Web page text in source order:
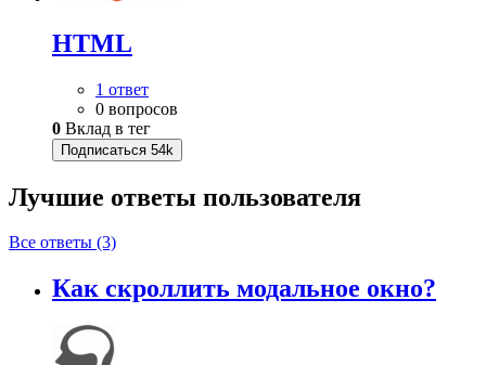
HTML
1 ответ
0 вопросов
0 Вклад в тег
Подписаться 54k
Лучшие ответы пользователя
Все ответы (3)
Как скроллить модальное окно?